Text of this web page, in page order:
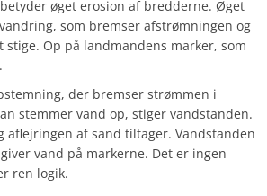
øget erosion af bredderne. Øget
som bremser afstrømningen og
Op på landmandens marker, som
der bremser strømmen i
stemmer vand op, stiger vandstanden.
aflejringen af sand tiltager. Vandstanden
vand på markerne. Det er ingen
ren logik.